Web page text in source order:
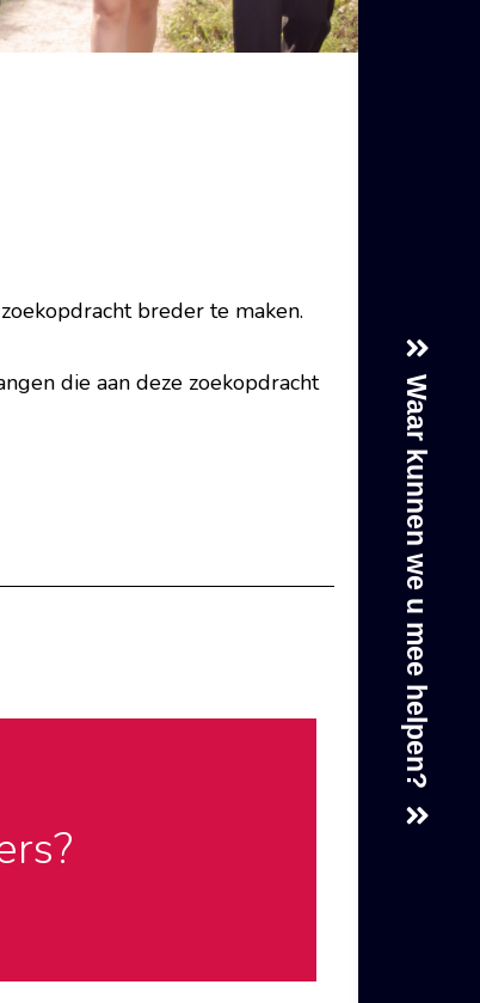
Waar kunnen we u mee helpen?
breder te maken.
die aan deze zoekopdracht